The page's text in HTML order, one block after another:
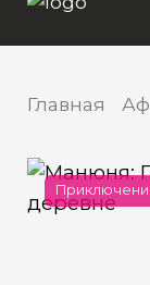
Главная